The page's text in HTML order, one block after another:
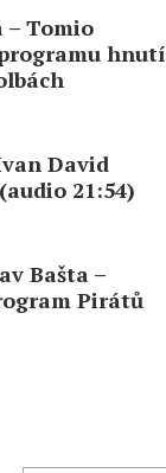
– Tomio
hnutí
David
21:54)
Bašta –
Pirátů